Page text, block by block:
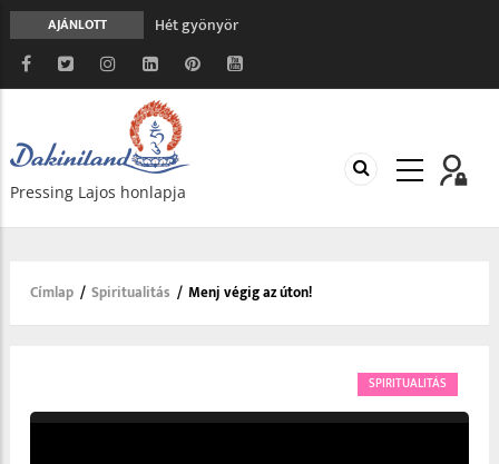
AJÁNLOTT
Hét gyönyör
A gondolatok átalakításának nyolc versszaka
Meghalni teljesen biztonságos
Minden más, mint aminek látszik
Vég nélküli leborulás
Pressing Lajos honlapja
Morzsa
Címlap / Spiritualitás / Menj végig az úton!
SPIRITUALITÁS
Video